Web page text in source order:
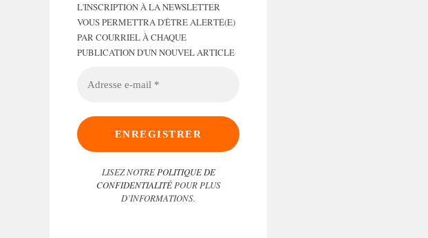
L'INSCRIPTION À LA NEWSLETTER
VOUS PERMETTRA D'ÊTRE ALERTÉ(E)
PAR COURRIEL À CHAQUE
PUBLICATION D'UN NOUVEL ARTICLE
LISEZ NOTREPOLITIQUE DE
CONFIDENTIALITÉPOUR PLUS
D’INFORMATIONS.